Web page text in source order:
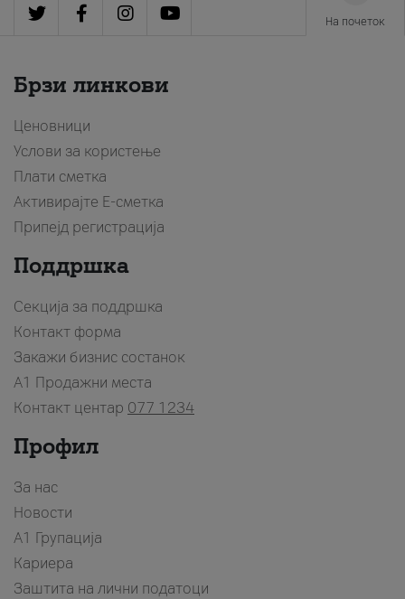
На почеток
Брзи линкови
Ценовници
Услови за користење
Плати сметка
Активирајте Е-сметка
Припејд регистрација
Поддршка
Секција за поддршка
Контакт форма
Закажи бизнис состанок
A1 Продажни места
Контакт центар 077 1234
Профил
За нас
Новости
А1 Групација
Кариера
Заштита на лични податоци